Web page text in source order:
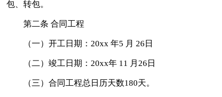
包、转包。
第二条 合同工程
（一）开工日期：20xx 年5 月 26日
（二）竣工日期：20xx年 11 月26日
（三）合同工程总日历天数180天。